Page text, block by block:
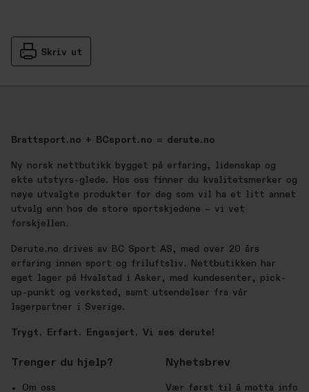
Skriv ut
Brattsport.no + BCsport.no = derute.no
Ny norsk nettbutikk bygget på erfaring, lidenskap og
ekte utstyrs-glede. Hos oss finner du kvalitetsmerker og
nøye utvalgte produkter for deg som vil ha et litt annet
utvalg enn hos de store sportskjedene – vi vet
forskjellen.
Derute.no drives av BC Sport AS, med over 20 års
erfaring innen sport og friluftsliv. Nettbutikken har
eget lager på Hvalstad i Asker, med kundesenter, pick-
up-punkt og verksted, samt utsendelser fra vår
lagerpartner i Sverige.
Trygt. Erfart. Engasjert. Vi ses derute!
Trenger du hjelp?
Om oss
Nyhetsbrev
Vær først til å motta info